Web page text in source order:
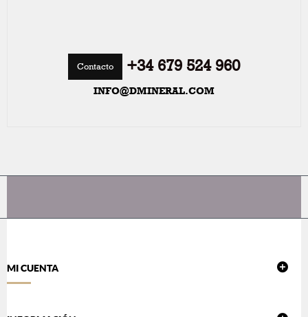
Contacto +34 679 524 960
INFO@DMINERAL.COM
MI CUENTA